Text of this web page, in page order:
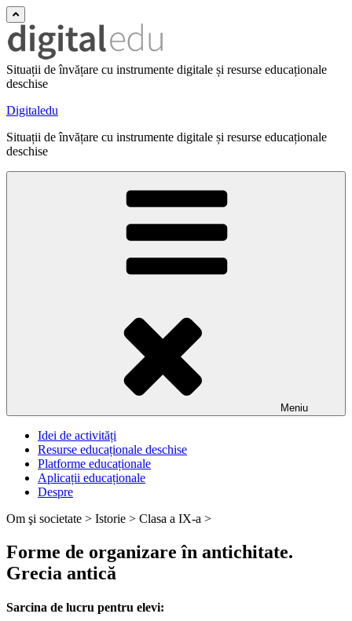
Situații de învățare cu instrumente digitale și resurse educaționale
deschise
Digitaledu
Situații de învățare cu instrumente digitale și resurse educaționale
deschise
Meniu
Idei de activități
Resurse educaționale deschise
Platforme educaționale
Aplicații educaționale
Despre
Om şi societate > Istorie > Clasa a IX-a >
Forme de organizare în antichitate.
Grecia antică
Sarcina de lucru pentru elevi: